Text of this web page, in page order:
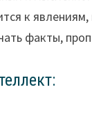
к
факты,